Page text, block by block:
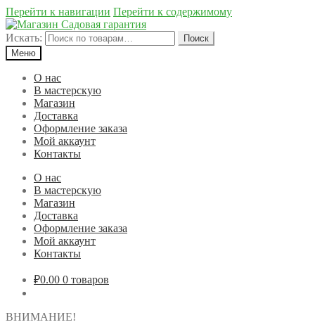
Перейти к навигации Перейти к содержимому
Искать:
Поиск
Меню
О нас
В мастерскую
Магазин
Доставка
Оформление заказа
Мой аккаунт
Контакты
О нас
В мастерскую
Магазин
Доставка
Оформление заказа
Мой аккаунт
Контакты
₽0.00 0 товаров
ВНИМАНИЕ!